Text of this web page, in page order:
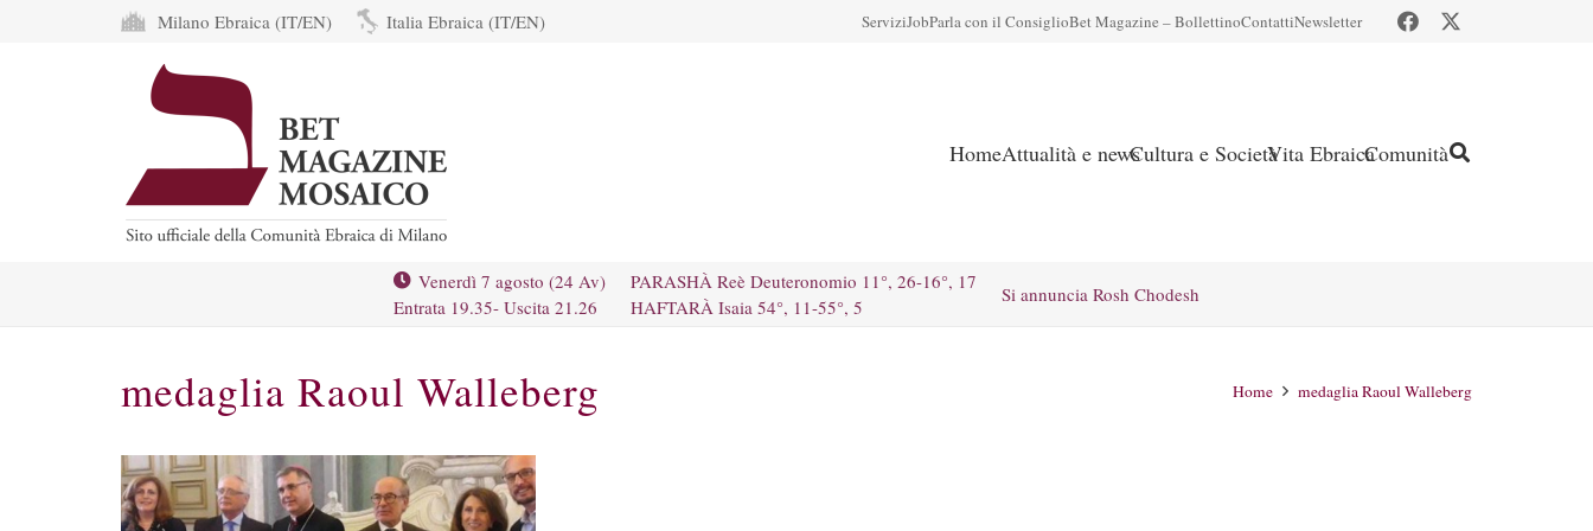
Milano Ebraica (IT/EN) Italia Ebraica (IT/EN) ServiziJobParla con il ConsiglioBet Magazine – BollettinoContattiNewsletter
HomeAttualità e newsCultura e SocietàVita EbraicaComunità
Venerdì 7 agosto (24 Av)
Entrata 19.35- Uscita 21.26
PARASHÀ Reè Deuteronomio 11°, 26-16°, 17
HAFTARÀ Isaia 54°, 11-55°, 5
Si annuncia Rosh Chodesh
medaglia Raoul Walleberg Home medaglia Raoul Walleberg